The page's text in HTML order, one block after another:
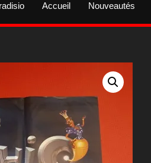
Accueil Nouveautés